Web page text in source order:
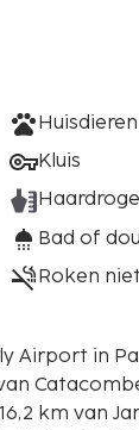
Kluis
Bad of
Roken
Airport in